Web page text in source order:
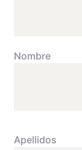
Nombre
Apellidos